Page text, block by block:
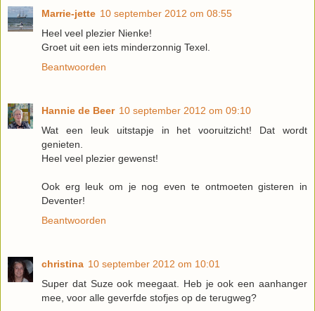
Marrie-jette 10 september 2012 om 08:55
Heel veel plezier Nienke!
Groet uit een iets minderzonnig Texel.
Beantwoorden
Hannie de Beer 10 september 2012 om 09:10
Wat een leuk uitstapje in het vooruitzicht! Dat wordt
genieten.
Heel veel plezier gewenst!
Ook erg leuk om je nog even te ontmoeten gisteren in
Deventer!
Beantwoorden
christina 10 september 2012 om 10:01
Super dat Suze ook meegaat. Heb je ook een aanhanger
mee, voor alle geverfde stofjes op de terugweg?